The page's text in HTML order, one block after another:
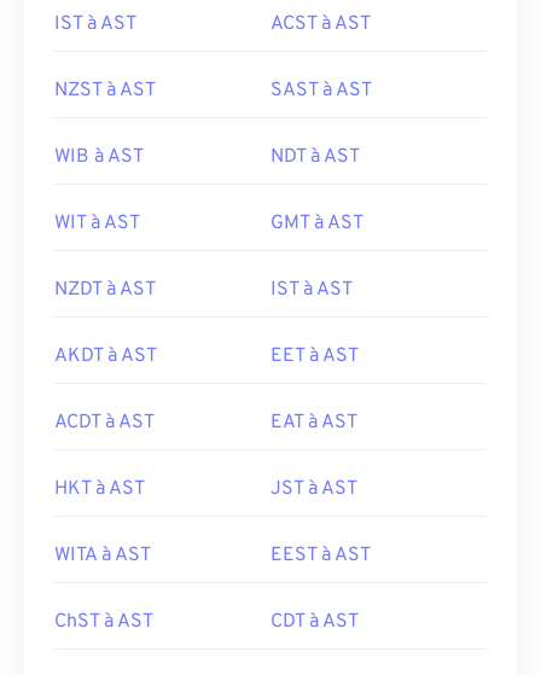
IST à AST ACST à AST
NZST à AST SAST à AST
WIB à AST NDT à AST
WIT à AST GMT à AST
NZDT à AST IST à AST
AKDT à AST EET à AST
ACDT à AST EAT à AST
HKT à AST JST à AST
WITA à AST EEST à AST
ChST à AST CDT à AST